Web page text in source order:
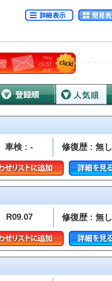
車検 : - 修復歴 : 無し
R09.07 修復歴 : 無し